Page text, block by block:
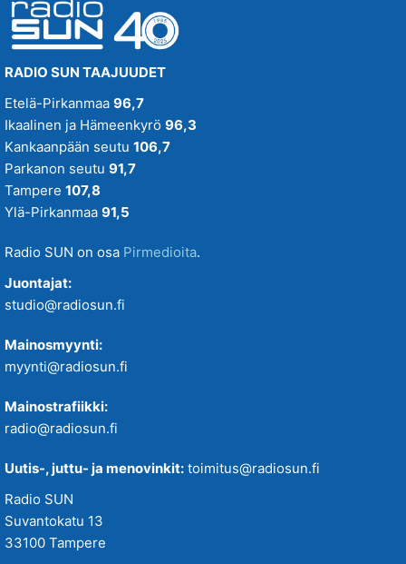
RADIO SUN TAAJUUDET
Etelä-Pirkanmaa 96,7
Ikaalinen ja Hämeenkyrö 96,3
Kankaanpään seutu 106,7
Parkanon seutu 91,7
Tampere 107,8
Ylä-Pirkanmaa 91,5
Radio SUN on osa Pirmedioita.
Juontajat:
studio@radiosun.fi
Mainosmyynti:
myynti@radiosun.fi
Mainostrafiikki:
radio@radiosun.fi
Uutis-, juttu- ja menovinkit: toimitus@radiosun.fi
Radio SUN
Suvantokatu 13
33100 Tampere